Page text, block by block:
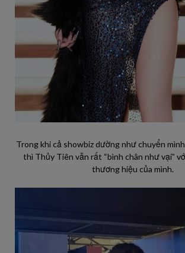
Trong khi cả showbiz dường như chuyển
thì Thủy Tiên vẫn rất “bình chân như vại”
thương hiệu của mình.